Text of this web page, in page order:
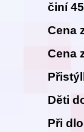
činí
Cena
Cena
Děti
Při